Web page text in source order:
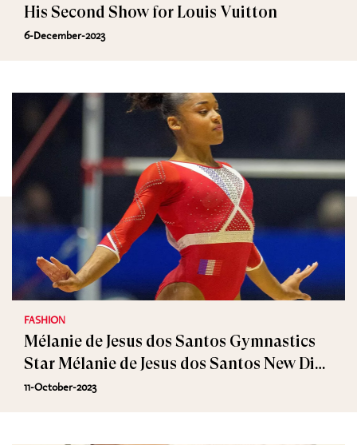
His Second Show for Louis Vuitton
6-December-2023
FASHION
Mélanie de Jesus dos Santos Gymnastics
Star Mélanie de Jesus dos Santos New Dior
Ambassador
11-October-2023